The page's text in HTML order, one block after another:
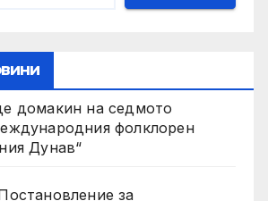
домакин на седмото
фолклорен
Дунав“
за